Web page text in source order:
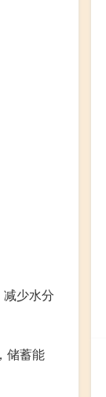
减少水分
储蓄能